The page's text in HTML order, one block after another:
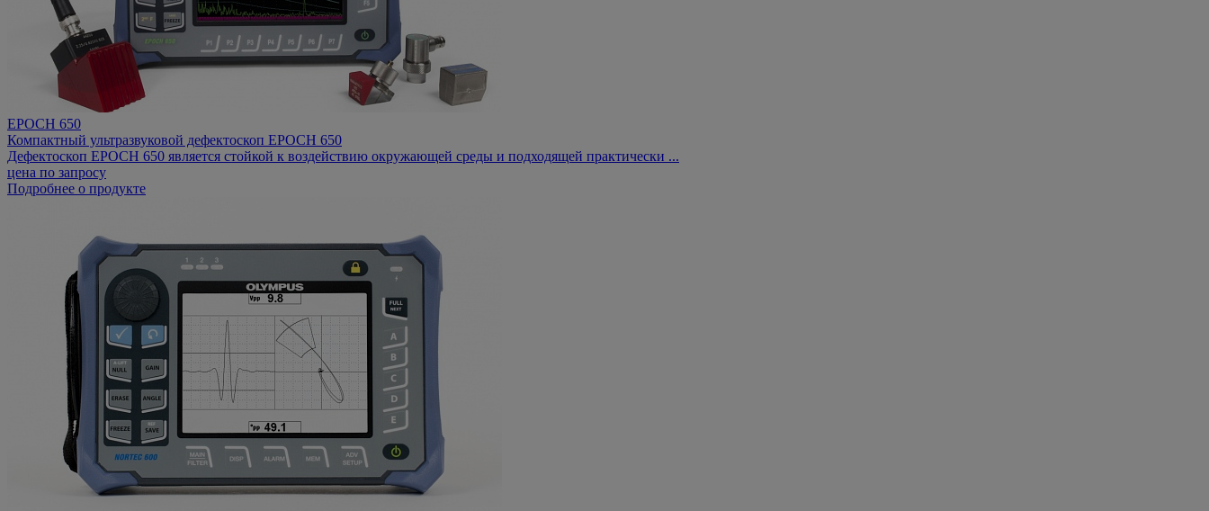
EPOCH 650
Компактный ультразвуковой дефектоскоп EPOCH 650
Дефектоскоп EPOCH 650 является стойкой к воздействию окружающей среды и подходящей практически ...
цена по запросу
Подробнее о продукте